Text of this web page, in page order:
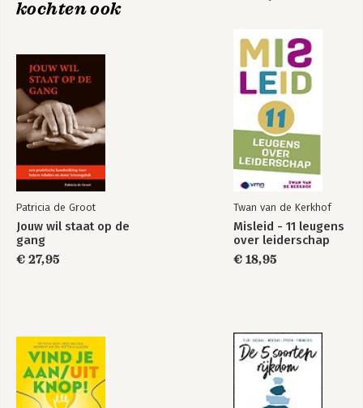
Willpower
Bekijk alle boeken
8 Het Pollyannaprincipe: onze natuurlijke afweer tegen het
10 De toekomst van het positieve 235
Dankwoord 243
Noten 247
Index 291
kochten ook
Patricia de Groot
Jouw wil staat op de
gang
€ 27,95
Twan van de Kerkhof
Misleid - 11 leugens
over leiderschap
€ 18,95